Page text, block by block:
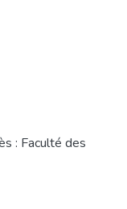
: Faculté des